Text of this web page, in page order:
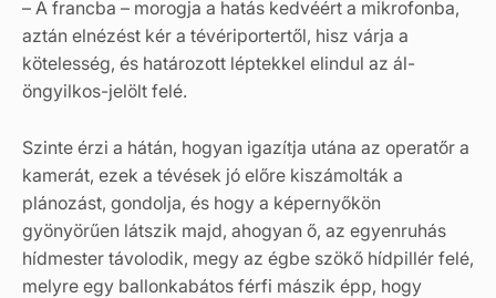
– A francba – morogja a hatás kedvéért a mikrofonba,
aztán elnézést kér a tévériportertől, hisz várja a
kötelesség, és határozott léptekkel elindul az ál-
öngyilkos-jelölt felé.
Szinte érzi a hátán, hogyan igazítja utána az operatőr a
kamerát, ezek a tévések jó előre kiszámolták a
plánozást, gondolja, és hogy a képernyőkön
gyönyörűen látszik majd, ahogyan ő, az egyenruhás
hídmester távolodik, megy az égbe szökő hídpillér felé,
melyre egy ballonkabátos férfi mászik épp, hogy